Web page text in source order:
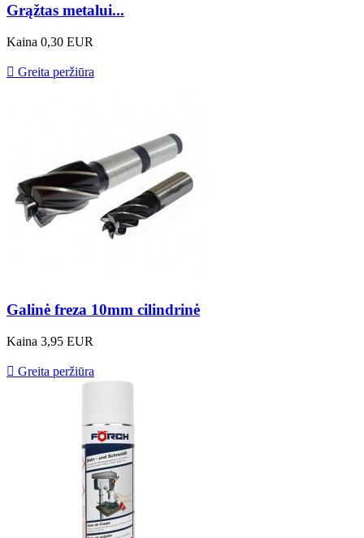
Grąžtas metalui...
Kaina 0,30 EUR
 Greita peržiūra
Galinė freza 10mm cilindrinė
Kaina 3,95 EUR
 Greita peržiūra